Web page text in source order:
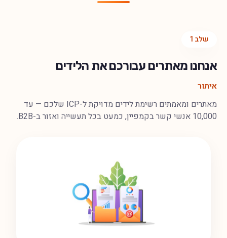
שלב 1
אנחנו מאתרים עבורכם את הלידים
איתור
מאתרים ומאמתים רשימת לידים מדויקת ל-ICP שלכם — עד
10,000 אנשי קשר בקמפיין, כמעט בכל תעשייה ואזור ב-B2B.